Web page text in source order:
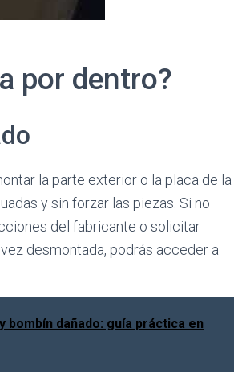
por dentro?
la parte exterior o la placa de la
y sin forzar las piezas. Si no
del fabricante o solicitar
desmontada, podrás acceder a
dañado: guía práctica en